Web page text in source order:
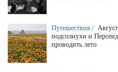
Путешествия /
подсолнухи и
проводить лето